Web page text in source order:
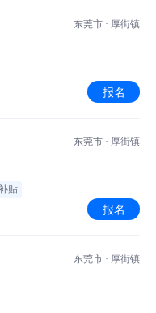
东莞市 · 厚街镇
报名
贴
东莞市 · 厚街镇
报名
东莞市 · 厚街镇